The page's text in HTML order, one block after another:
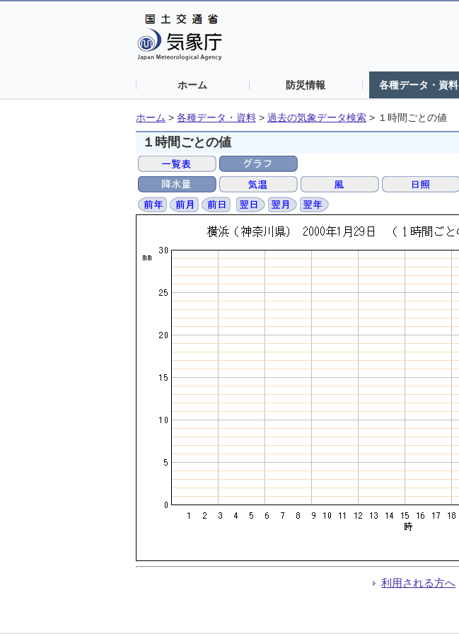
ホーム 防災情報 各種データ・資料
ホーム > 各種データ・資料 > 過去の気象データ検索 > １時間ごとの値
１時間ごとの値
利用される方へ